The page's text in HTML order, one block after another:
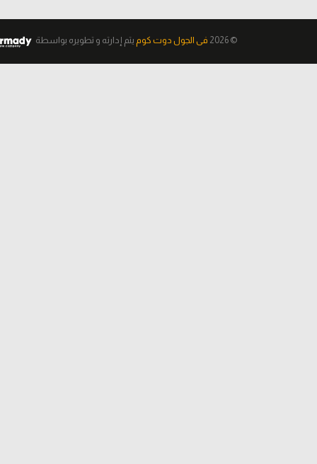
© 2026 فى الجول دوت كوم يتم إدارته و تطويره بواسطة